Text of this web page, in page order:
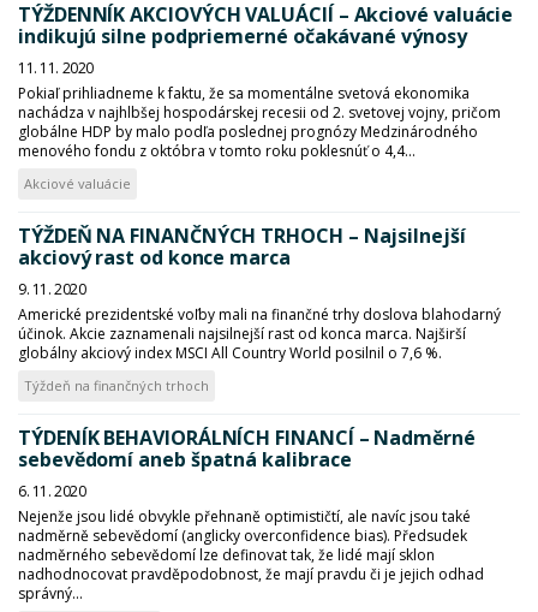
TÝŽDENNÍK AKCIOVÝCH VALUÁCIÍ – Akciové valuácie
indikujú silne podpriemerné očakávané výnosy
11. 11. 2020
Pokiaľ prihliadneme k faktu, že sa momentálne svetová ekonomika
nachádza v najhlbšej hospodárskej recesii od 2. svetovej vojny, pričom
globálne HDP by malo podľa poslednej prognózy Medzinárodného
menového fondu z októbra v tomto roku poklesnúť o 4,4...
Akciové valuácie
TÝŽDEŇ NA FINANČNÝCH TRHOCH – Najsilnejší
akciový rast od konce marca
9. 11. 2020
Americké prezidentské voľby mali na finančné trhy doslova blahodarný
účinok. Akcie zaznamenali najsilnejší rast od konca marca. Najširší
globálny akciový index MSCI All Country World posilnil o 7,6 %.
Týždeň na finančných trhoch
TÝDENÍK BEHAVIORÁLNÍCH FINANCÍ – Nadměrné
sebevědomí aneb špatná kalibrace
6. 11. 2020
Nejenže jsou lidé obvykle přehnaně optimističtí, ale navíc jsou také
nadměrně sebevědomí (anglicky overconfidence bias). Předsudek
nadměrného sebevědomí lze definovat tak, že lidé mají sklon
nadhodnocovat pravděpodobnost, že mají pravdu či je jejich odhad
správný...